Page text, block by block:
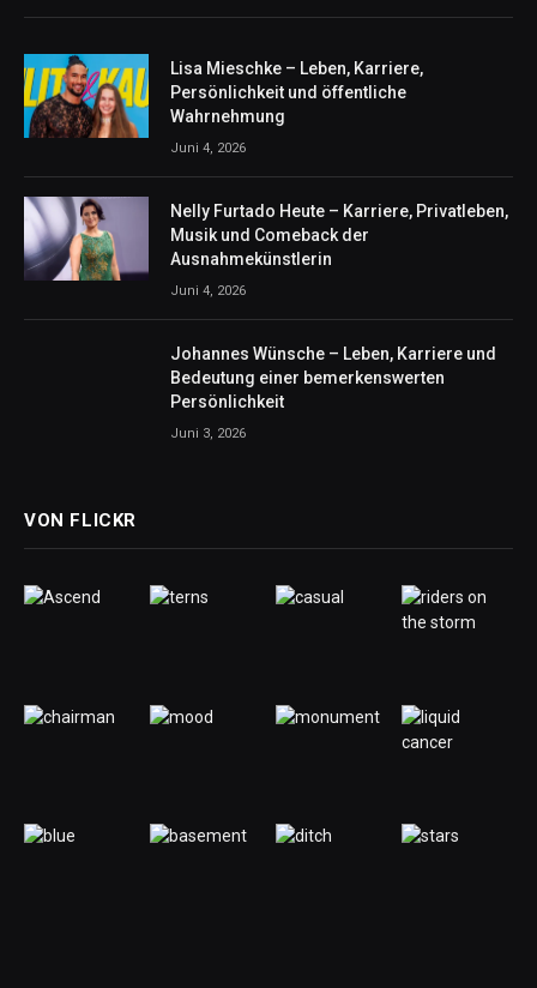
Lisa Mieschke – Leben, Karriere,
Persönlichkeit und öffentliche
Wahrnehmung
Juni 4, 2026
Nelly Furtado Heute – Karriere, Privatleben,
Musik und Comeback der
Ausnahmekünstlerin
Juni 4, 2026
Johannes Wünsche – Leben, Karriere und
Bedeutung einer bemerkenswerten
Persönlichkeit
Juni 3, 2026
VON FLICKR